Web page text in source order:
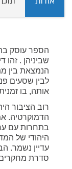
הספר עוסק
שביניהן . זהו
הנמצאת בין
לבין שסעים
אותה, בו
רוב הציבור
הדמוקרטיה.
בתחרות עם
היהודי של
עדיין נשמר.
סדרת מחקרים שנערכו ב-